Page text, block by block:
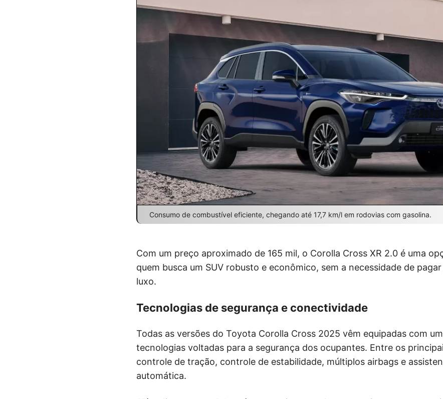
Consumo de combustível eficiente, chegando até 17,7 km/l em rodovias com gasolina.
Com um preço aproximado de 165 mil, o Corolla Cross XR 2.0 é uma
quem busca um SUV robusto e econômico, sem a necessidade de
luxo.
Tecnologias de segurança e conectividade
Todas as versões do Toyota Corolla Cross 2025 vêm equipadas com
tecnologias voltadas para a segurança dos ocupantes. Entre os
controle de tração, controle de estabilidade, múltiplos airbags e
automática.